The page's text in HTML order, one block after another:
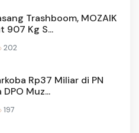
Trashboom, MOZAIK
907 Kg S...
202
Rp37 Miliar di PN
Muz...
197